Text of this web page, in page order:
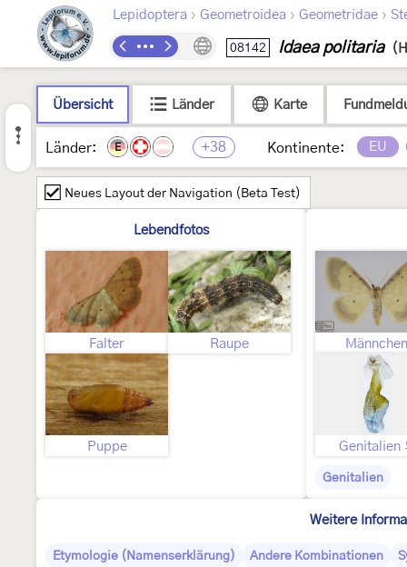
Lepidoptera › Geometroidea › Geometridae ›
08142 Idaea politaria
Übersicht Länder Karte
Länder: E +38 Kontinente: EU
Neues Layout der Navigation (Beta Test)
Lebendfotos
Falter Raupe
Puppe
Männchen
Genitalien
Genitalien
Weitere
Etymologie (Namenserklärung) Andere Kombinationen